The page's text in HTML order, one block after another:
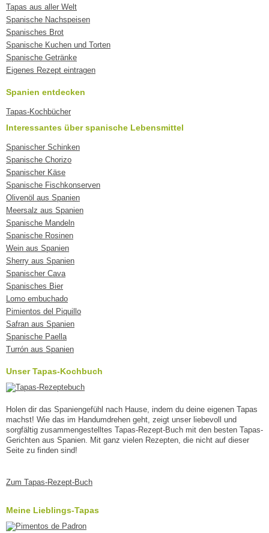
Tapas aus aller Welt
Spanische Nachspeisen
Spanisches Brot
Spanische Kuchen und Torten
Spanische Getränke
Eigenes Rezept eintragen
Spanien entdecken
Tapas-Kochbücher
Interessantes über spanische Lebensmittel
Spanischer Schinken
Spanische Chorizo
Spanischer Käse
Spanische Fischkonserven
Olivenöl aus Spanien
Meersalz aus Spanien
Spanische Mandeln
Spanische Rosinen
Wein aus Spanien
Sherry aus Spanien
Spanischer Cava
Spanisches Bier
Lomo embuchado
Pimientos del Piquillo
Safran aus Spanien
Spanische Paella
Turrón aus Spanien
Unser Tapas-Kochbuch
Holen dir das Spaniengefühl nach Hause, indem du deine eigenen Tapas
machst! Wie das im Handumdrehen geht, zeigt unser liebevoll und
sorgfältig zusammengestelltes Tapas-Rezept-Buch mit den besten Tapas-
Gerichten aus Spanien. Mit ganz vielen Rezepten, die nicht auf dieser
Seite zu finden sind!
Zum Tapas-Rezept-Buch
Meine Lieblings-Tapas